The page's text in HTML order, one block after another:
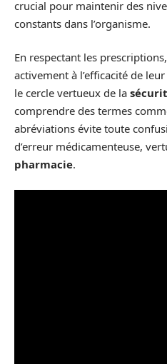
crucial pour maintenir des
constants dans l’organisme.
En respectant les
activement à l’efficacité de
le cercle vertueux de la
comprendre des termes
abréviations évite toute
d’erreur médicamenteuse,
pharmacie.